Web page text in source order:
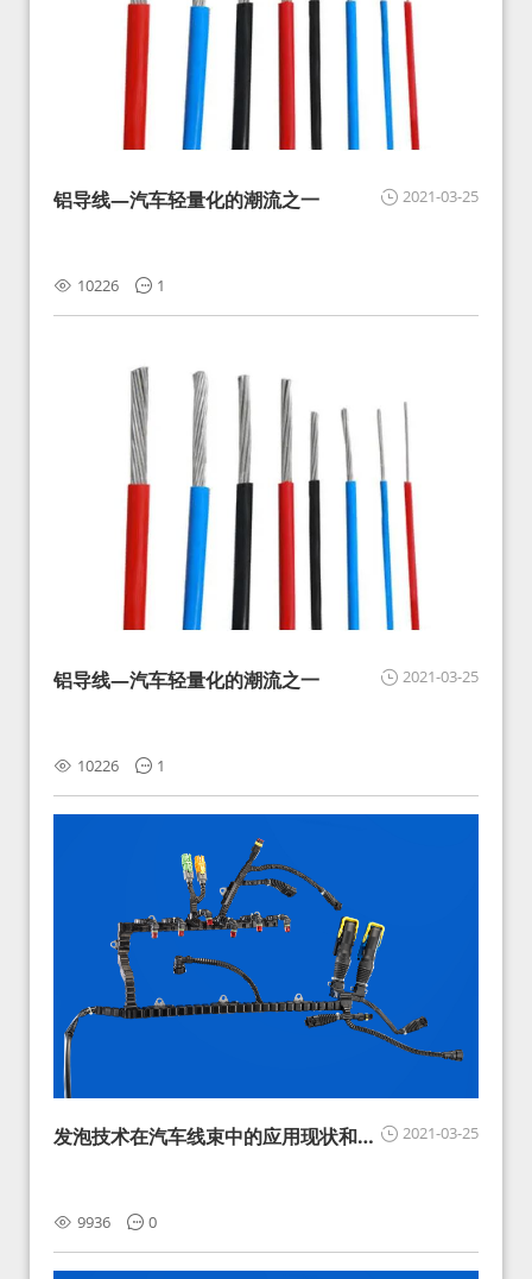
2021-03-25
铝导线—汽车轻量化的潮流之一
10226 1
2021-03-25
铝导线—汽车轻量化的潮流之一
10226 1
2021-03-25
发泡技术在汽车线束中的应用现状和展
9936 0